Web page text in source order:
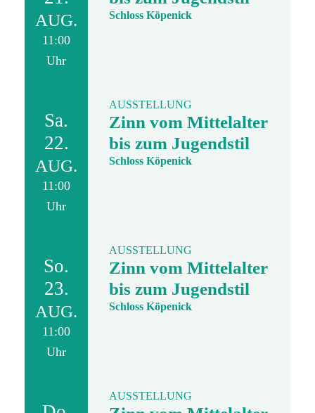
AUG.
11:00
Uhr
Schloss Köpenick
Sa.
22.
AUG.
11:00
Uhr
AUSSTELLUNG
Zinn vom Mittelalter
bis zum Jugendstil
Schloss Köpenick
So.
23.
AUG.
11:00
Uhr
AUSSTELLUNG
Zinn vom Mittelalter
bis zum Jugendstil
Schloss Köpenick
AUSSTELLUNG